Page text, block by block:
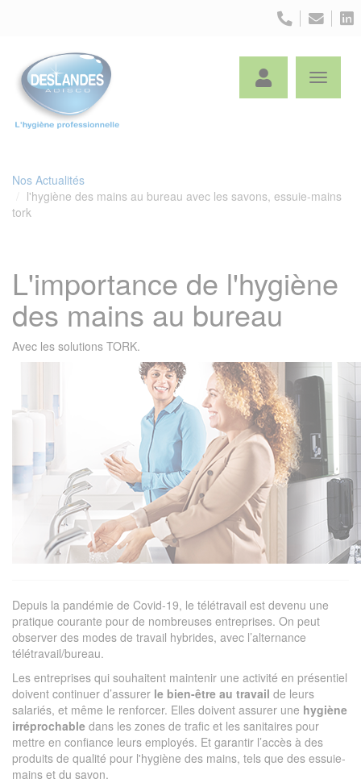
Nos Actualités
l'hygiène des mains au bureau avec les savons, essuie-mains
tork
L'importance de l'hygiène
des mains au bureau
Avec les solutions TORK.
Depuis la pandémie de Covid-19, le télétravail est devenu une
pratique courante pour de nombreuses entreprises. On peut
observer des modes de travail hybrides, avec l’alternance
télétravail/bureau.
Les entreprises qui souhaitent maintenir une activité en présentiel
doivent continuer d’assurer le bien-être au travail de leurs
salariés, et même le renforcer. Elles doivent assurer une hygiène
irréprochable dans les zones de trafic et les sanitaires pour
mettre en confiance leurs employés. Et garantir l’accès à des
produits de qualité pour l'hygiène des mains, tels que des essuie-
mains et du savon.